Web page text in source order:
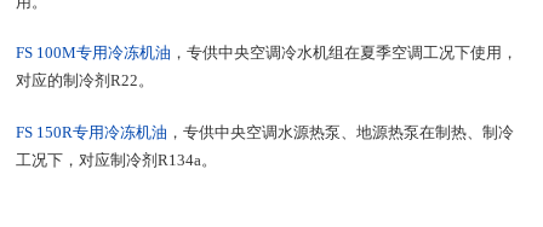
FS 100M专用冷冻机油 ，专供中央空调冷水机组在夏季空调工况下使用，
对应的制冷剂R22。
FS 150R专用冷冻机油 ，专供中央空调水源热泵、地源热泵在制热、制冷
工况下，对应制冷剂R134a。